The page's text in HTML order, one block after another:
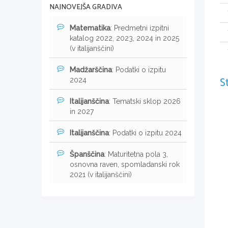
NAJNOVEJŠA GRADIVA
Matematika: Predmetni izpitni
katalog 2022, 2023, 2024 in 2025
(v italijanščini)
Madžarščina: Podatki o izpitu
2024
Italijanščina: Tematski sklop 2026
in 2027
Italijanščina: Podatki o izpitu 2024
Španščina: Maturitetna pola 3,
osnovna raven, spomladanski rok
2021 (v italijanščini)